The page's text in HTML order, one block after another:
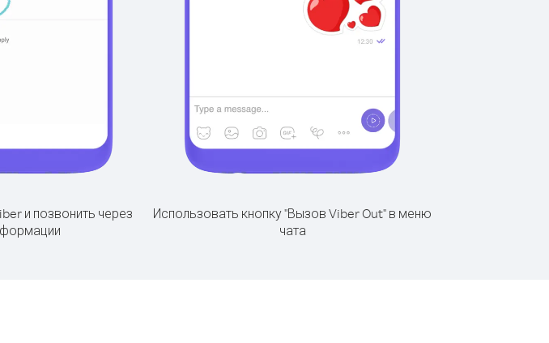
и позвонить через
Использовать кнопку "Вызов Viber Out" в меню
чата